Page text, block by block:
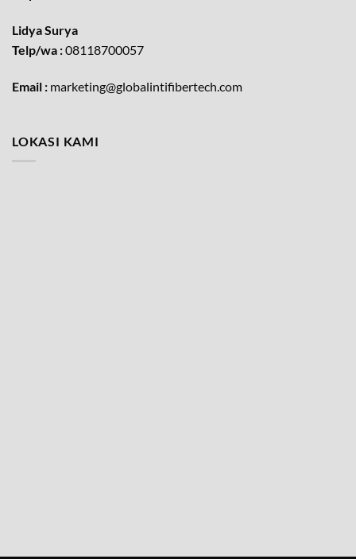
Lidya Surya
Telp/wa :08118700057
Email : marketing@globalintifibertech.com
LOKASI KAMI